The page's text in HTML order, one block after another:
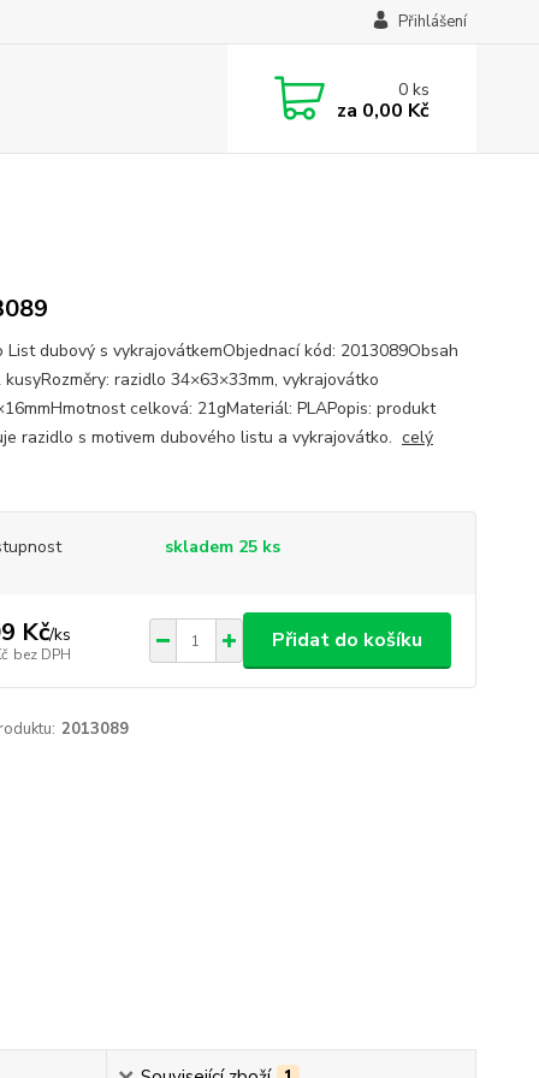
Přihlášení
0ks
za 0,00 Kč
List dubový s vykrajovátkemObjednací kód: 2013089Obsah
kusyRozměry: razidlo 34×63×33mm, vykrajovátko
celková: 21gMateriál: PLAPopis: produkt
razidlo s motivem dubového listu a vykrajovátko. celý
skladem 25 ks
Kč/ks
bez DPH
Přidat do košíku
2013089